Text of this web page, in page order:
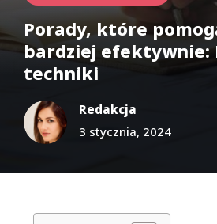
Porady, które
bardziej efektywnie:
techniki
Redakcja
3 stycznia, 2024